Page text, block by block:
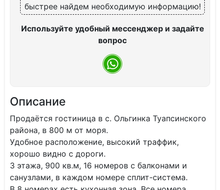
быстрее найдем необходимую информацию!
Используйте удобный мессенджер и задайте
вопрос
Описание
Продаётся гостиница в с. Ольгинка Туапсинского
района, в 800 м от моря.
Удобное расположение, высокий траффик,
хорошо видно с дороги.
3 этажа, 900 кв.м, 16 номеров с балконами и
санузлами, в каждом номере сплит-система.